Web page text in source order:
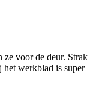
ze voor de deur. Strak
het werkblad is super